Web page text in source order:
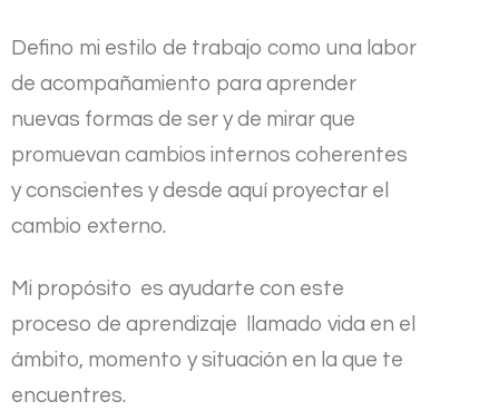
Defino mi estilo de trabajo como una labor
de acompañamiento para aprender
nuevas formas de ser y de mirar que
promuevan cambios internos coherentes
y conscientes y desde aquí proyectar el
cambio externo.
Mi propósito es ayudarte con este
proceso de aprendizaje llamado vida en el
ámbito, momento y situación en la que te
encuentres.